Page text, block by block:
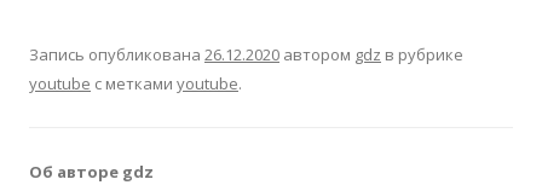
Запись опубликована 26.12.2020 автором gdz в рубрике
youtube с метками youtube.
Об авторе gdz